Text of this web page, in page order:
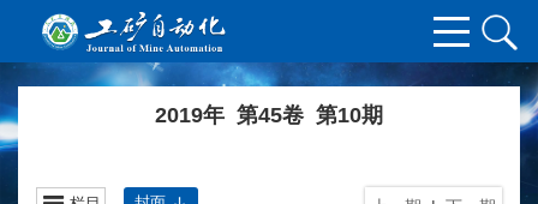
2019年 第45卷 第10期